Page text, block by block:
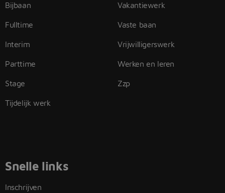
Bijbaan
Fulltime
Interim
Parttime
Stage
Tijdelijk werk
Vakantiewerk
Vaste baan
Vrijwilligerswerk
Werken en leren
Zzp
Snelle links
Inschrijven